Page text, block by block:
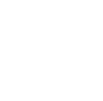
きる書類
が確認できる書類